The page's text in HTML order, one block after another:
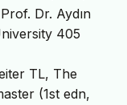
Dr. Aydın
405
TL, The
(1st edn,